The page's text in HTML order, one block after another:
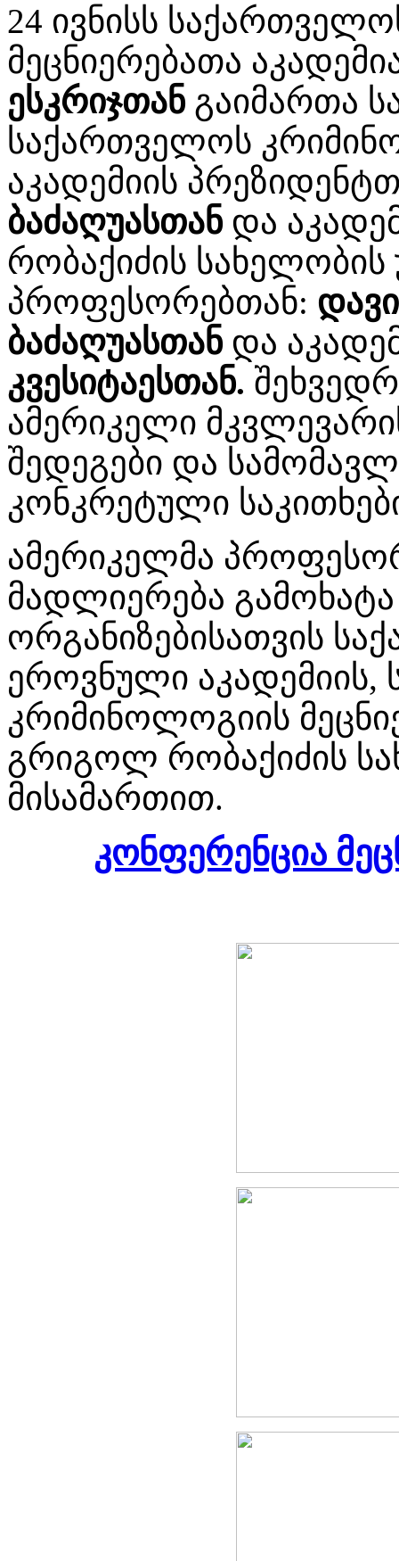
24 ივნისს
მეცნიერებათა
ესკრიჯთან გაიმართა
საქართველოს
აკადემიის
ბაძაღუასთან და
რობაქიძის სახელობის
პროფესორებთან:
ბაძაღუასთან და
კვესიტაესთან.
ამერიკელი
შედეგები და
კონკრეტული
ამერიკელმა
მადლიერება გამოხატა
ორგანიზებისათვის
ეროვნული
კრიმინოლოგიის
გრიგოლ რობაქიძის
მისამართით.
კონფერენცია